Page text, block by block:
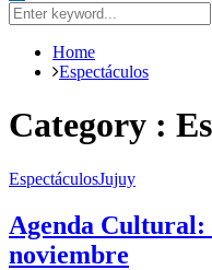
Search
for:
Home
Espectáculos
Category :
EspectáculosJujuy
Agenda Cultural:
noviembre